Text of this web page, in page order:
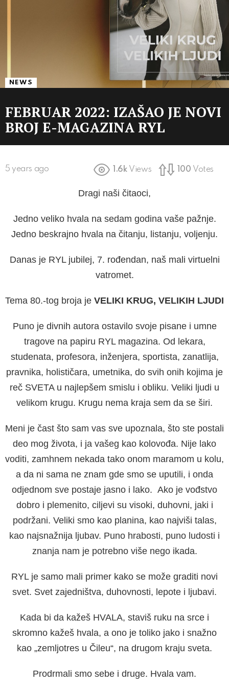
NEWS
FEBRUAR 2022: IZAŠAO JE NOVI
BROJ E-MAGAZINA RYL
5 years ago 1.6k Views 100 Votes
Dragi naši čitaoci,
Jedno veliko hvala na sedam godina vaše pažnje.
Jedno beskrajno hvala na čitanju, listanju, voljenju.
Danas je RYL jubilej, 7. rođendan, naš mali virtuelni
vatromet.
Tema 80.-tog broja je VELIKI KRUG, VELIKIH LJUDI
Puno je divnih autora ostavilo svoje pisane i umne
tragove na papiru RYL magazina. Od lekara,
studenata, profesora, inženjera, sportista, zanatlija,
pravnika, holističara, umetnika, do svih onih kojima je
reč SVETA u najlepšem smislu i obliku. Veliki ljudi u
velikom krugu. Krugu nema kraja sem da se širi.
Meni je čast što sam vas sve upoznala, što ste postali
deo mog života, i ja vašeg kao kolovođa. Nije lako
voditi, zamhnem nekada tako onom maramom u kolu,
a da ni sama ne znam gde smo se uputili, i onda
odjednom sve postaje jasno i lako. Ako je vođstvo
dobro i plemenito, ciljevi su visoki, duhovni, jaki i
podržani. Veliki smo kao planina, kao najviši talas,
kao najsnažnija ljubav. Puno hrabosti, puno ludosti i
znanja nam je potrebno više nego ikada.
RYL je samo mali primer kako se može graditi novi
svet. Svet zajedništva, duhovnosti, lepote i ljubavi.
Kada bi da kažeš HVALA, staviš ruku na srce i
skromno kažeš hvala, a ono je toliko jako i snažno
kao „zemljotres u Čileu“, na drugom kraju sveta.
Prodrmali smo sebe i druge. Hvala vam.